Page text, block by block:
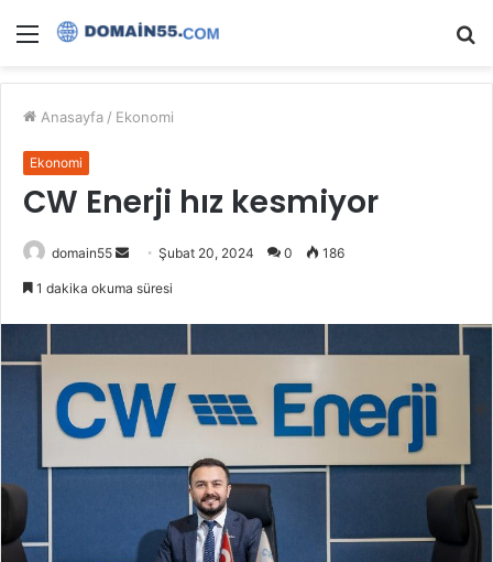
Menü
Anasayfa / Ekonomi
Ekonomi
CW Enerji hız kesmiyor
domain55
Bir
Şubat 20, 2024 0 186
1 dakika okuma süresi